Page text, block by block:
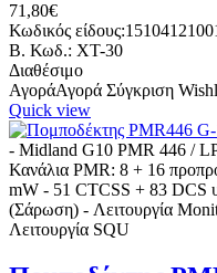
71,80€
Κωδικός
B. Κωδ.: XT-30
Διαθέσιμο
ΑγοράΑγορά Σύγκριση
Quick view
- Midland G10 PMR 446 /
Κανάλια PMR: 8 + 16
mW - 51 CTCSS + 83 DCS
(Σάρωση) - Λειτουργία
Λειτουργία SQU